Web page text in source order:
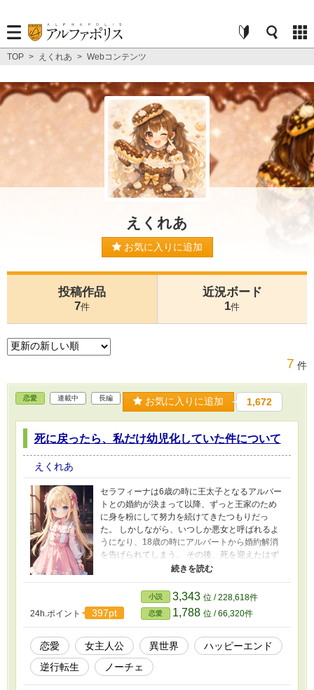
TOP > えくれあ > Webコンテンツ
えくれあ
お気に入りに追加
投稿作品
7件
近況ボード
1件
7 件
恋愛 連載中 長編 お気に入りに追加 1,672
死に戻ったら、私だけ幼児化していた件について
えくれあ
セラフィーナは6歳の時に王太子となるアルバー
トとの婚約が決まって以降、ずっと王家のため
に身を粉にして努力を続けてきたつもりだっ
た。 しかしながら、いつしか悪女と呼ばれるよ
うになり、18歳の時にアルバートから婚約解消
を告げられてしまう。 その後、死を迎えたはず
のセラフィーナは、目を覚ますと2年前に戻って
年前の姿と相違ないのに、セラフィーナだけは
同じ年齢だったはずのアルバートより10歳も幼
い6歳の姿だった。 死を迎える前と同じこともあ
れば、年齢が異なるが故に違うこともある。 戸
惑いを覚えながらも、死んでしまったためにで
きなかったことを今度こそ、とセラフィーナは
心に誓うのだった。
24h.ポイント 397pt
小説 3,343 位 / 228,618件
恋愛 1,788 位 / 66,320件
恋愛 女主人公 異世界
ハッピーエンド
逆行転生
ノーチェ